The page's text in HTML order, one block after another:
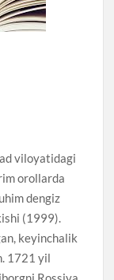
viloyatidagi
orollarda
dengiz
(1999).
keyinchalik
1721 yil